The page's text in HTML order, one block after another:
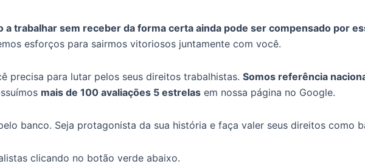
a trabalhar sem receber da forma certa ainda pode ser compensado por
esforços para sairmos vitoriosos juntamente com você.
precisa para lutar pelos seus direitos trabalhistas. Somos referência
mais de 100 avaliações 5 estrelas em nossa página no Google.
banco. Seja protagonista da sua história e faça valer seus direitos como
clicando no botão verde abaixo.